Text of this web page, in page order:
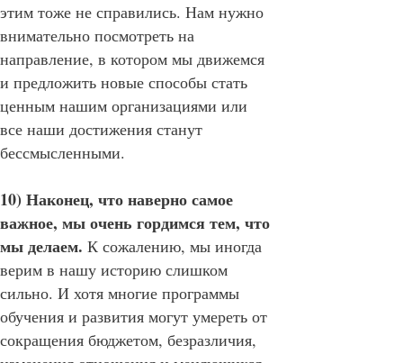
этим тоже не справились. Нам нужно
внимательно посмотреть на
направление, в котором мы движемся
и предложить новые способы стать
ценным нашим организациями или
все наши достижения станут
бессмысленными.
10) Наконец, что наверно самое
важное, мы очень гордимся тем, что
мы делаем. К сожалению, мы иногда
верим в нашу историю слишком
сильно. И хотя многие программы
обучения и развития могут умереть от
сокращения бюджетом, безразличия,